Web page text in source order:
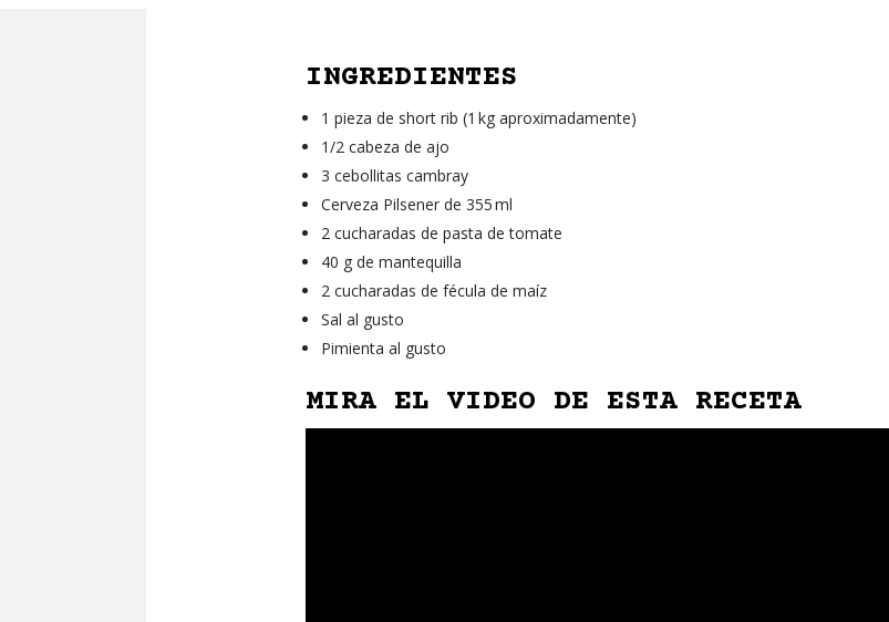
INGREDIENTES
1 pieza de short rib (1 kg aproximadamente)
1/2 cabeza de ajo
3 cebollitas cambray
Cerveza Pilsener de 355 ml
2 cucharadas de pasta de tomate
40 g de mantequilla
2 cucharadas de fécula de maíz
Sal al gusto
Pimienta al gusto
MIRA EL VIDEO DE ESTA RECETA